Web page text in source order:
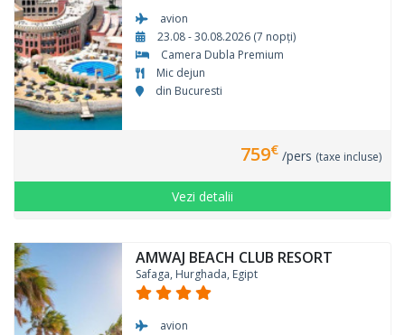
avion
23.08 - 30.08.2026 (7 nopți)
Camera Dubla Premium
Mic dejun
din Bucuresti
759€ /pers (taxe incluse)
Vezi detalii
AMWAJ BEACH CLUB RESORT
Safaga, Hurghada, Egipt
avion